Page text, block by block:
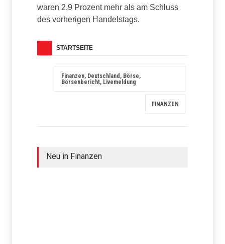
waren 2,9 Prozent mehr als am Schluss
des vorherigen Handelstags.
STARTSEITE
Finanzen, Deutschland, Börse,
Börsenbericht, Livemeldung
FINANZEN
Neu in Finanzen